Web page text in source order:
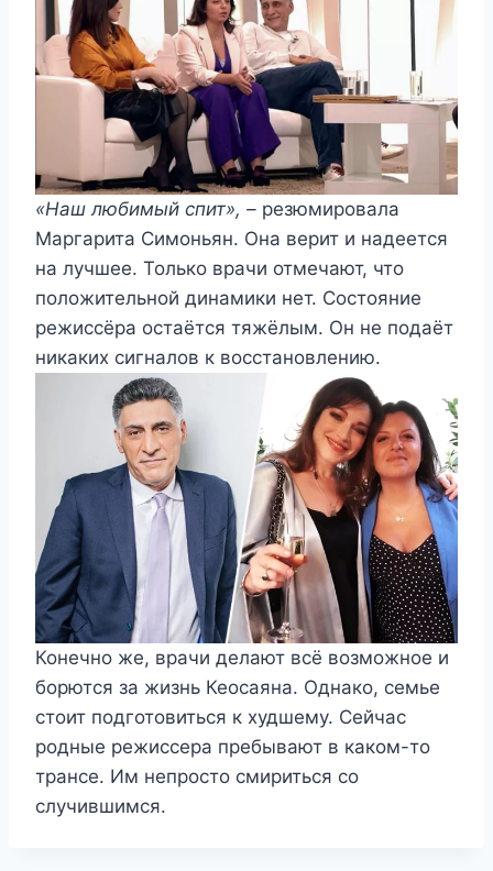
«Наш любимый спит», – резюмировала
Маргарита Симоньян. Она верит и надеется
на лучшее. Только врачи отмечают, что
положительной динамики нет. Состояние
режиссёра остаётся тяжёлым. Он не подаёт
никаких сигналов к восстановлению.
Конечно же, врачи делают всё возможное и
борются за жизнь Кеосаяна. Однако, семье
стоит подготовиться к худшему. Сейчас
родные режиссера пребывают в каком-то
трансе. Им непросто смириться со
случившимся.